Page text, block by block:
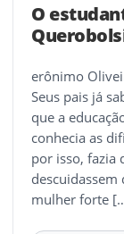
O
erônimo
Seus pais já
que a
conhecia as
por isso, fazia
descuidassem
mulher forte